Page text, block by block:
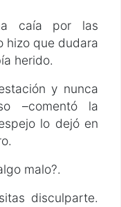
caía por las
hizo que dudara
herido.
y nunca
–comentó la
lo dejó en
malo?.
disculparte.